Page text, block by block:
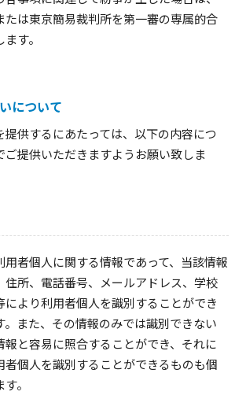
たは東京簡易裁判所を第一審の専属的合
す。
について
提供するにあたっては、以下の内容につ
ご提供いただきますようお願い致しま
用者個人に関する情報であって、当該情報
住所、電話番号、メールアドレス、学校
により利用者個人を識別することができ
。また、その情報のみでは識別できない
報と容易に照合することができ、それに
者個人を識別することができるものも個
。